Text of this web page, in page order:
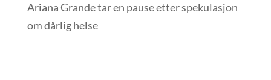
Ariana Grande tar en pause etter spekulasjon
om dårlig helse